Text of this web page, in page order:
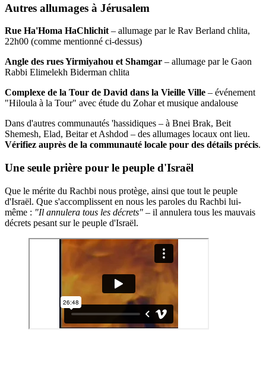
Autres allumages à Jérusalem
Rue Ha'Homa HaChlichit – allumage par le Rav Berland chlita,
22h00 (comme mentionné ci-dessus)
Angle des rues Yirmiyahou et Shamgar – allumage par le Gaon
Rabbi Elimelekh Biderman chlita
Complexe de la Tour de David dans la Vieille Ville – événement
"Hiloula à la Tour" avec étude du Zohar et musique andalouse
Dans d'autres communautés 'hassidiques – à Bnei Brak, Beit
Shemesh, Elad, Beitar et Ashdod – des allumages locaux ont lieu.
Vérifiez auprès de la communauté locale pour des détails précis.
Une seule prière pour le peuple d'Israël
Que le mérite du Rachbi nous protège, ainsi que tout le peuple
d'Israël. Que s'accomplissent en nous les paroles du Rachbi lui-
même : "Il annulera tous les décrets" – il annulera tous les mauvais
décrets pesant sur le peuple d'Israël.